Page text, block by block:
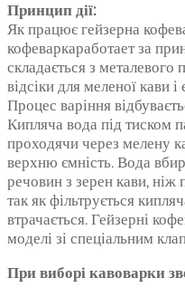
Принцип дії:
Як працює гейзерна
кофеваркаработает за
складається з металевого
відсіки для меленої кави
Процес варіння
Кипляча вода під тиском
проходячи через мелену
верхню ємність. Вода
речовин з зерен кави,
так як фільтрується
втрачається. Гейзерні
моделі зі спеціальним
При виборі кавоварки